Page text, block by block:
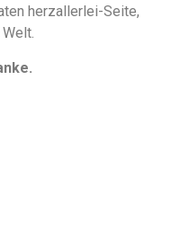
herzallerlei-Seite,